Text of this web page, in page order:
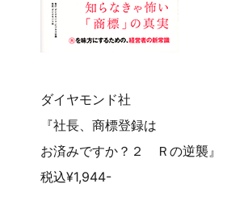
ダイヤモンド社
『社長、商標登録は
お済みですか？２ Ｒの逆襲』
税込¥1,944-